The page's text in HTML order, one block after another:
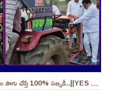
హరిత గోపాల పథకం ద్వారా పశుగ్రాసం సాగు చేస్తే 100% సబ్సిడీ..||YES 9TV